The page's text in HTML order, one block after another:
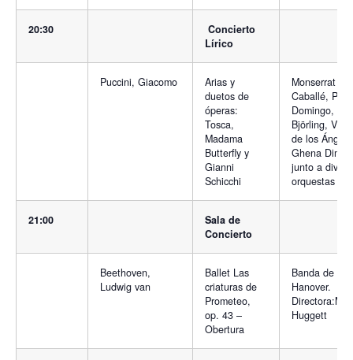
20:30
Concierto
Lírico
Puccini, Giacomo
Arias y
duetos de
óperas:
Tosca,
Madama
Butterfly y
Gianni
Schicchi
Monserrat
Caballé,
Domingo,
Björling,
de los
Ghena
junto a
orquestas
21:00
Sala de
Concierto
Beethoven,
Ludwig van
Ballet Las
criaturas de
Prometeo,
op. 43 –
Obertura
Banda de
Hanover.
Huggett